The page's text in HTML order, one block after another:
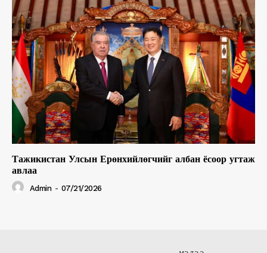
Тажикистан Улсын Ерөнхийлөгчийг албан ёсоор угтаж
авлаа
Admin - 07/21/2026